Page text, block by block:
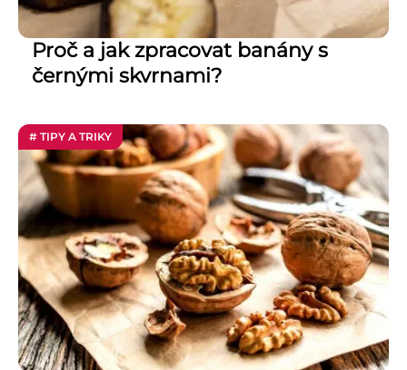
Proč a jak zpracovat banány s
černými skvrnami?
# TIPY A TRIKY